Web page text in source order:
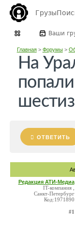
Грузы
Ваши
Главная> Форумы>
На
ОТВЕТИТЬ
Редакция АТИ-Медиа
IT-компания ,
Санкт-Петербург
Код:1971890
#1